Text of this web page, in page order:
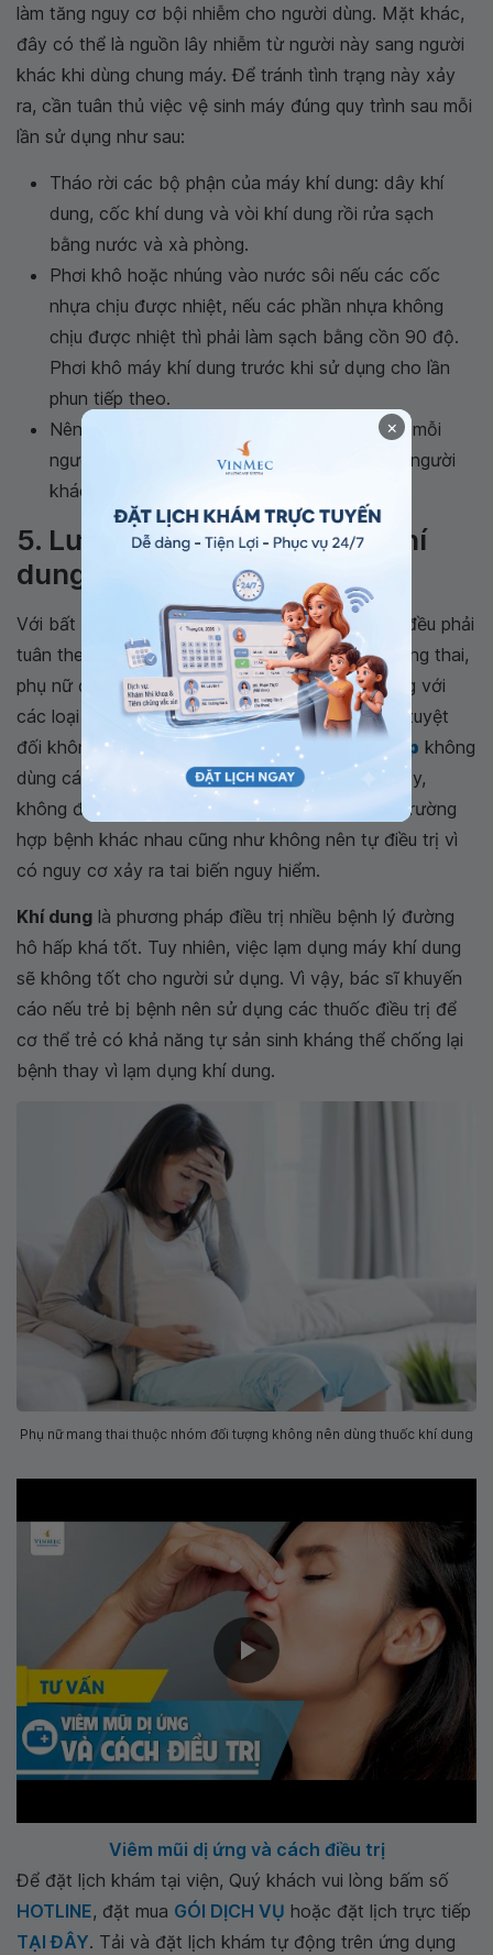
làm tăng nguy cơ bội nhiễm cho người dùng. Mặt khác,
đây có thể là nguồn lây nhiễm từ người này sang người
khác khi dùng chung máy. Để tránh tình trạng này xảy
ra, cần tuân thủ việc vệ sinh máy đúng quy trình sau mỗi
lần sử dụng như sau:
Tháo rời các bộ phận của máy khí dung: dây khí
dung, cốc khí dung và vòi khí dung rồi rửa sạch
bằng nước và xà phòng.
Phơi khô hoặc nhúng vào nước sôi nếu các cốc
nhựa chịu được nhiệt, nếu các phần nhựa không
chịu được nhiệt thì phải làm sạch bằng cồn 90 độ.
Phơi khô máy khí dung trước khi sử dụng cho lần
phun tiếp theo.
Nên sử dụng cốc và vòi phun khí dung riêng mỗi
người 1 bộ, không nên dùng lại dụng cụ của người
khác để tránh lây chéo.
5. Lưu ý khi sử dụng thuốc khí
dung
Với bất kỳ bệnh lý nào thì việc điều trị khí dung đều phải
tuân theo chỉ định của bác sĩ. Bệnh nhân có mang thai,
phụ nữ đang cho con bú, người có tiền sử dị ứng với
các loại thuốc có trong thành phần khí dung thì tuyệt
đối không được dùng. Người bệnh cao huyết áp không
dùng các thuốc corticoid, thuốc co mạch... Vì vậy,
không được áp dụng một đơn thuốc cho nhiều trường
hợp bệnh khác nhau cũng như không nên tự điều trị vì
có nguy cơ xảy ra tai biến nguy hiểm.
Khí dung là phương pháp điều trị nhiều bệnh lý đường
hô hấp khá tốt. Tuy nhiên, việc lạm dụng máy khí dung
sẽ không tốt cho người sử dụng. Vì vậy, bác sĩ khuyến
cáo nếu trẻ bị bệnh nên sử dụng các thuốc điều trị để
cơ thể trẻ có khả năng tự sản sinh kháng thể chống lại
bệnh thay vì lạm dụng khí dung.
Phụ nữ mang thai thuộc nhóm đối tượng không nên dùng thuốc khí dung
Viêm mũi dị ứng và cách điều trị
Để đặt lịch khám tại viện, Quý khách vui lòng bấm số
HOTLINE, đặt mua GÓI DỊCH VỤ hoặc đặt lịch trực tiếp
TẠI ĐÂY. Tải và đặt lịch khám tự động trên ứng dụng
×